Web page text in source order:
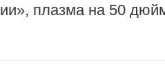
плазма на 50